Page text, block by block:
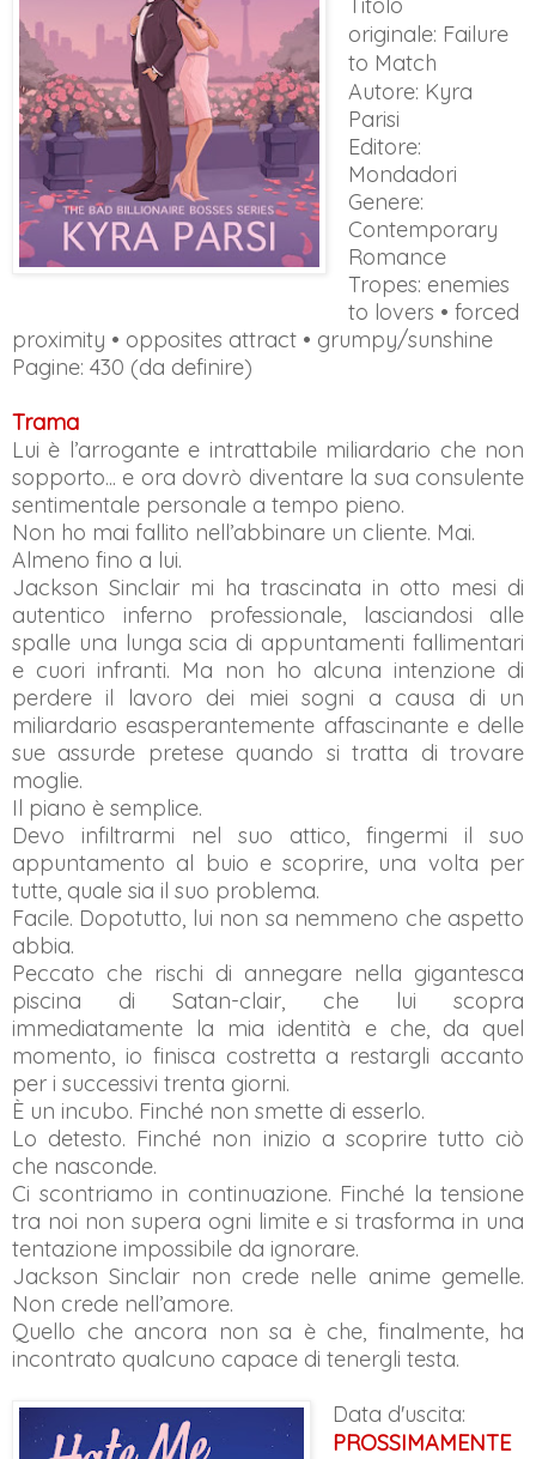
Titolo
originale: Failure
to Match
Autore: Kyra
Parisi
Editore:
Mondadori
Genere:
Contemporary
Romance
Tropes: enemies
to lovers • forced
proximity • opposites attract • grumpy/sunshine
Pagine: 430 (da definire)
Trama
Lui è l’arrogante e intrattabile miliardario che non
sopporto... e ora dovrò diventare la sua consulente
sentimentale personale a tempo pieno.
Non ho mai fallito nell’abbinare un cliente. Mai.
Almeno fino a lui.
Jackson Sinclair mi ha trascinata in otto mesi di
autentico inferno professionale, lasciandosi alle
spalle una lunga scia di appuntamenti fallimentari
e cuori infranti. Ma non ho alcuna intenzione di
perdere il lavoro dei miei sogni a causa di un
miliardario esasperantemente affascinante e delle
sue assurde pretese quando si tratta di trovare
moglie.
Il piano è semplice.
Devo infiltrarmi nel suo attico, fingermi il suo
appuntamento al buio e scoprire, una volta per
tutte, quale sia il suo problema.
Facile. Dopotutto, lui non sa nemmeno che aspetto
abbia.
Peccato che rischi di annegare nella gigantesca
piscina di Satan-clair, che lui scopra
immediatamente la mia identità e che, da quel
momento, io finisca costretta a restargli accanto
per i successivi trenta giorni.
È un incubo. Finché non smette di esserlo.
Lo detesto. Finché non inizio a scoprire tutto ciò
che nasconde.
Ci scontriamo in continuazione. Finché la tensione
tra noi non supera ogni limite e si trasforma in una
tentazione impossibile da ignorare.
Jackson Sinclair non crede nelle anime gemelle.
Non crede nell’amore.
Quello che ancora non sa è che, finalmente, ha
incontrato qualcuno capace di tenergli testa.
Data d'uscita:
PROSSIMAMENTE